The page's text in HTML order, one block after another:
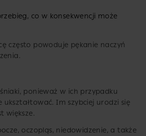
co w konsekwencji może
często powoduje pękanie naczyń
ponieważ w ich przypadku
ukształtować. Im szybciej urodzi się
większe.
oczopląs, niedowidzenie, a także